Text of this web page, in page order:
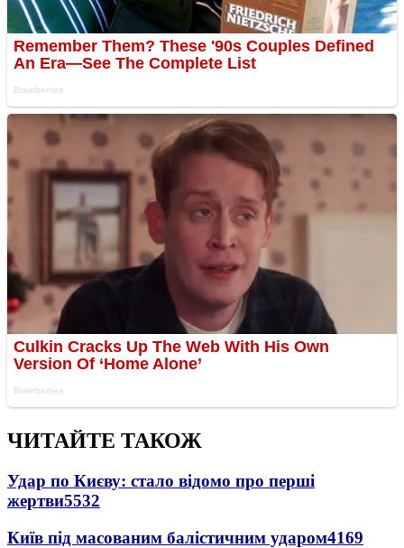
ЧИТАЙТЕ ТАКОЖ
Удар по Києву: стало відомо про перші
жертви5532
Київ під масованим балістичним ударом4169